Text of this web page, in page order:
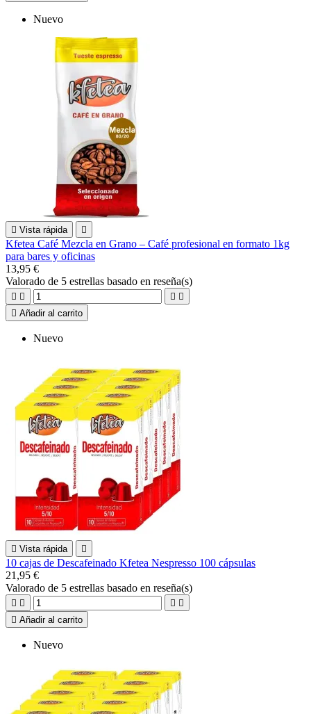
Nuevo
 Vista rápida 
Kfetea Café Mezcla en Grano – Café profesional en formato 1kg
para bares y oficinas
13,95 €
Valorado de 5 estrellas basado en reseña(s)
   
 Añadir al carrito
Nuevo
 Vista rápida 
10 cajas de Descafeinado Kfetea Nespresso 100 cápsulas
21,95 €
Valorado de 5 estrellas basado en reseña(s)
   
 Añadir al carrito
Nuevo